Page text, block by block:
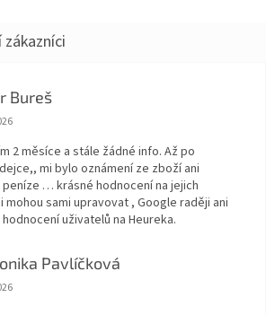
Bureš
obchodu je 1 z 5 hvězdiček.
2 měsíce a stále žádné info. Až po
mi bylo oznámení ze zboží ani
… krásné hodnocení na jejich
sami upravovat , Google raději ani
uživatelů na Heureka.
Pavlíčková
obchodu je 5 z 5 hvězdiček.